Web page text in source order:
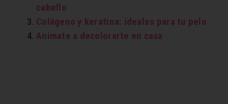
cabello
Colágeno y keratina: ideales para tu pelo
Animate a decolorarte en casa